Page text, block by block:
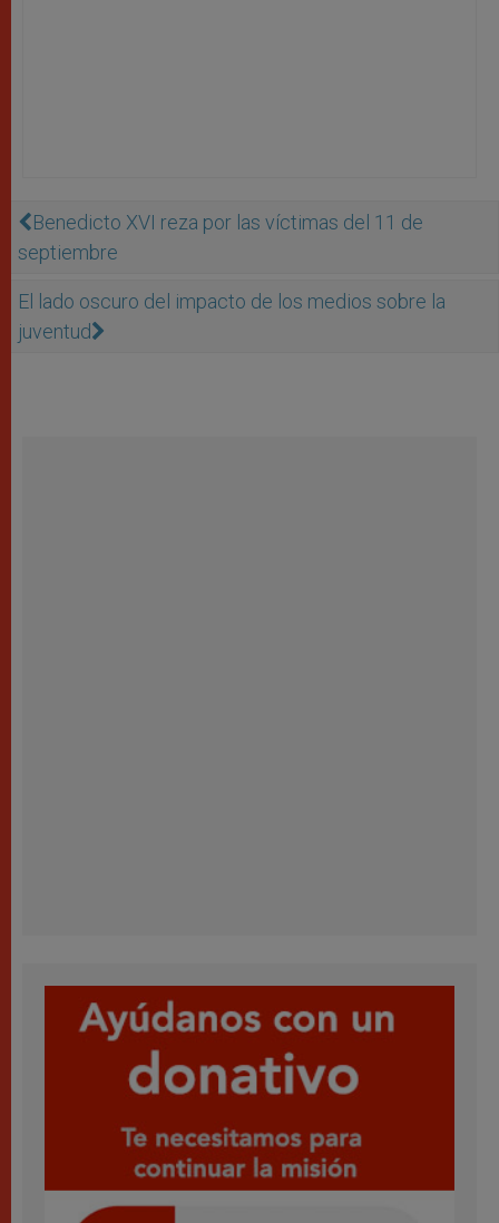
Benedicto XVI reza por las víctimas del 11 de
septiembre
El lado oscuro del impacto de los medios sobre la
juventud